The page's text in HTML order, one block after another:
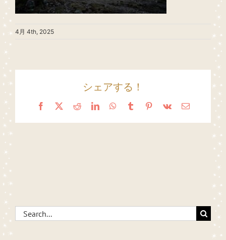
4月 4th, 2025
シェアする！
Facebook
X RedditLinkedInWhatsApp
TumblrPinterest
Vk Email
Search
for: